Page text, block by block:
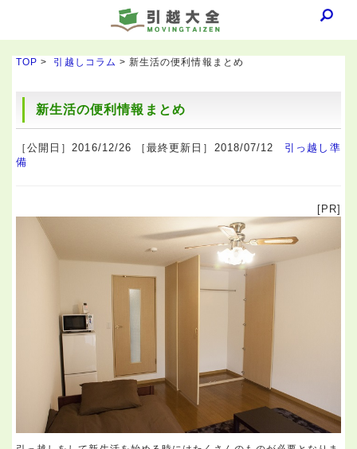
TOP > 引越しコラム > 新生活の便利情報まとめ
新生活の便利情報まとめ
［公開日］2016/12/26 ［最終更新日］2018/07/12 引っ越し準
備
[PR]